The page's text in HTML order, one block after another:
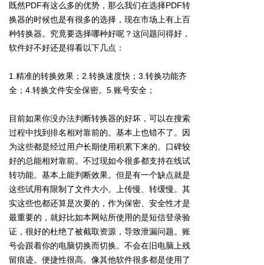
既然PDF有这么多的优势，那么我们在选择PDF转
换器的时候也是有很多的选择，现在市场上有上百
种转换器。究竟要选择哪种好呢？这问题问得好，
软件好不好还是得看以下几点：
1.精准的转换效果；2.转换速度快；3.转换功能齐
全；4.转换文件安全保密。5.账号安全；
目前如果你没办法判断转换器的好坏，可以在搜索
过程中找到排名相对靠前的。基本上也错不了。因
为这些都是经过用户长期使用积累下来的。口碑较
好的总能相对靠前。不过现如今很多都支持在线试
转功能。基本上能判断效果。但是有一个缺点就是
这些试用有限制了文件大小。上传慢、转缓慢。其
实这些也都还算是次要的，作为保密、安全性才是
最重要的，就好比如本网站所使用的是短信登录验
证，很好的杜绝了被截取资源，导致泄漏问题。账
号会跟着你的电脑切换而切换。不会在旧电脑上残
留痕迹。便捷性很高。像其他软件很多都是使用了